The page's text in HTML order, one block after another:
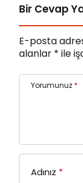
Bir Cevap
E-posta
alanlar * ile
Yorumunuz *
Adınız *